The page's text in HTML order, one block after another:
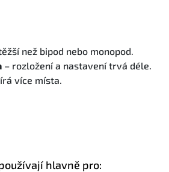
než bipod nebo monopod.
– rozložení a nastavení trvá déle.
více místa.
hlavně pro: